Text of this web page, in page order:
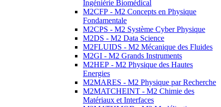
Ingéniérie Biomédical
M2CFP - M2 Concepts en Physique
Fondamentale
M2CPS - M2 Système Cyber Physique
M2DS - M2 Data Science
M2FLUIDS - M2 Mécanique des Fluides
M2GI - M2 Grands Instruments
M2HEP - M2 Physique des Hautes
Energies
M2MARES - M2 Physique par Recherche
M2MATCHEINT - M2 Chimie des
Matériaux et Interfaces